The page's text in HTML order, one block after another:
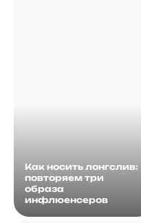
Как носить лонгслив:
повторяем три
образа
инфлюенсеров